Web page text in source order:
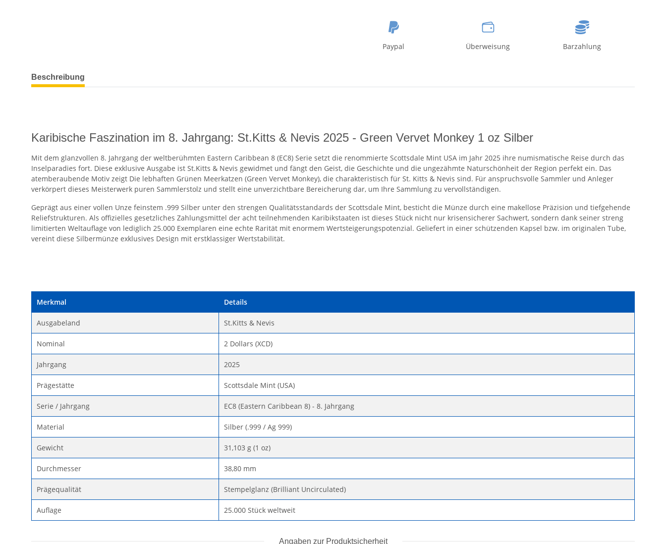
Paypal Überweisung Barzahlung
weitere Registerkarten anzeigen
Beschreibung
Karibische Faszination im 8. Jahrgang: St.Kitts & Nevis 2025 - Green Vervet Monkey 1 oz Silber
Mit dem glanzvollen 8. Jahrgang der weltberühmten Eastern Caribbean 8 (EC8) Serie setzt die renommierte Scottsdale Mint USA im Jahr 2025 ihre numismatische Reise durch das
Inselparadies fort. Diese exklusive Ausgabe ist St.Kitts & Nevis gewidmet und fängt den Geist, die Geschichte und die ungezähmte Naturschönheit der Region perfekt ein. Das
atemberaubende Motiv zeigt Die lebhaften Grünen Meerkatzen (Green Vervet Monkey), die charakteristisch für St. Kitts & Nevis sind. Für anspruchsvolle Sammler und Anleger
verkörpert dieses Meisterwerk puren Sammlerstolz und stellt eine unverzichtbare Bereicherung dar, um Ihre Sammlung zu vervollständigen.
Geprägt aus einer vollen Unze feinstem .999 Silber unter den strengen Qualitätsstandards der Scottsdale Mint, besticht die Münze durch eine makellose Präzision und tiefgehende
Reliefstrukturen. Als offizielles gesetzliches Zahlungsmittel der acht teilnehmenden Karibikstaaten ist dieses Stück nicht nur krisensicherer Sachwert, sondern dank seiner streng
limitierten Weltauflage von lediglich 25.000 Exemplaren eine echte Rarität mit enormem Wertsteigerungspotenzial. Geliefert in einer schützenden Kapsel bzw. im originalen Tube,
vereint diese Silbermünze exklusives Design mit erstklassiger Wertstabilität.
Merkmal Details
Ausgabeland St.Kitts & Nevis
Nominal 2 Dollars (XCD)
Jahrgang 2025
Prägestätte Scottsdale Mint (USA)
Serie / Jahrgang EC8 (Eastern Caribbean 8) - 8. Jahrgang
Material Silber (.999 / Ag 999)
Gewicht 31,103 g (1 oz)
Durchmesser 38,80 mm
Prägequalität Stempelglanz (Brilliant Uncirculated)
Auflage 25.000 Stück weltweit
Angaben zur Produktsicherheit